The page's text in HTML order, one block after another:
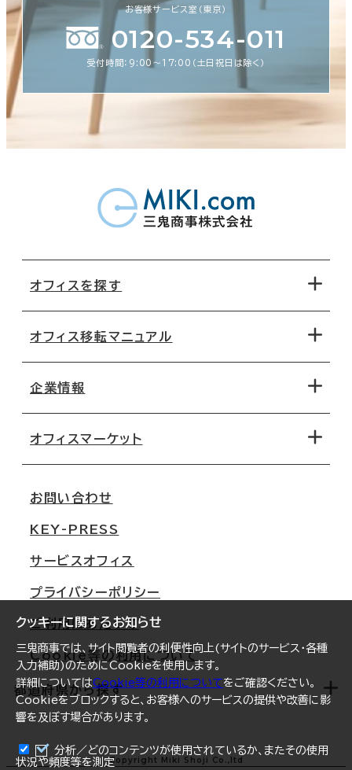
クッキーに関するお知らせ
三鬼商事では、サイト閲覧者の利便性向上(サイトのサービス・各種
入力補助)のためにCookieを使用します。
詳細についてはCookie等の利用についてをご確認ください。
Cookieをブロックすると、お客様へのサービスの提供や改善に影
響を及ぼす場合があります。
分析／どのコンテンツが使用されているか、またその使用
状況や頻度等を測定
お客様サービス室（東京）
0120-534-011
受付時間：9:00〜17:00（土日祝日は除く）
オフィスを探す
地図から探す
路線・駅から探す
オフィス移転マニュアル
移転コストシミュレーション
移転スケジュール
オフィス移転Q&A
企業情報
オフィスマーケット
大阪
名古屋
札幌
仙台
横浜
福岡
オフィスリポート
ログイン
お問い合わせ
KEY-PRESS
サービスオフィス
プライバシーポリシー
ご利用にあたって
Cookie等の利用について
都道府県から探す
北海道 Copyright Miki Shoji Co.,ltd